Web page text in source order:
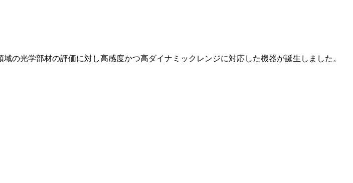
の光学部材の評価に対し高感度かつ高ダイナミックレンジに対応した機器が誕生しました。